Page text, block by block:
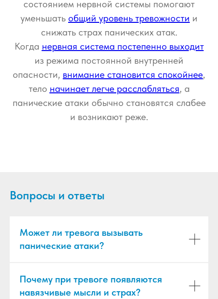
состоянием нервной системы помогают
уменьшать общий уровень тревожности и
снижать страх панических атак.
Когда нервная система постепенно выходит
из режима постоянной внутренней
опасности, внимание становится спокойнее,
тело начинает легче расслабляться, а
панические атаки обычно становятся слабее
и возникают реже.
Вопросы и ответы
Может ли тревога вызывать
панические атаки?
Почему при тревоге появляются
навязчивые мысли и страх?